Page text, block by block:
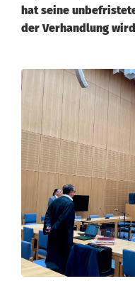
hat seine
der Verhandlung
E
n
L
b
e
n